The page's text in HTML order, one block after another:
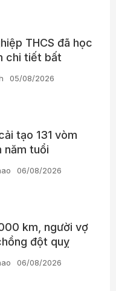
THCS đã học
chi tiết bất
học bạ một lãnh
Trị
05/08/2026
tạo 131 vòm
năm tuổi
06/08/2026
km, người vợ
đột quỵ
06/08/2026